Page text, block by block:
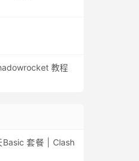
教程
套餐 | Clash